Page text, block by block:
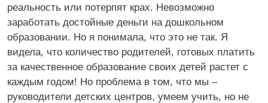
реальность или потерпят крах. Невозможно
заработать достойные деньги на дошкольном
образовании. Но я понимала, что это не так. Я
видела, что количество родителей, готовых платить
за качественное образование своих детей растет с
каждым годом! Но проблема в том, что мы –
руководители детских центров, умеем учить, но не